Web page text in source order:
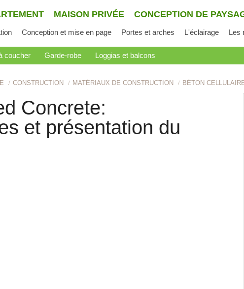
MAISON PRIVÉE CONCEPTION DE
Conception et mise en page Portes et arches L'éclairage Les
coucher Garde-robe Loggias et balcons
CONSTRUCTION MATÉRIAUX DE CONSTRUCTION BÉTON
Concrete:
et présentation du